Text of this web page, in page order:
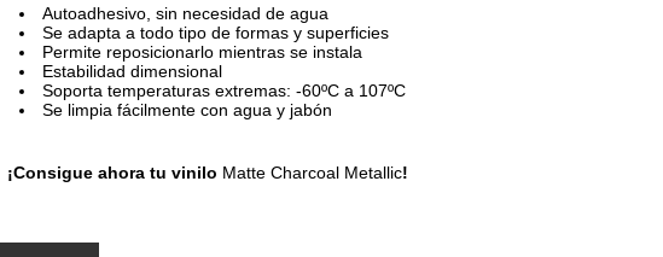
Autoadhesivo, sin necesidad de agua
Se adapta a todo tipo de formas y superficies
Permite reposicionarlo mientras se instala
Estabilidad dimensional
Soporta temperaturas extremas: -60ºC a 107ºC
Se limpia fácilmente con agua y jabón
¡Consigue ahora tu vinilo Matte Charcoal Metallic!